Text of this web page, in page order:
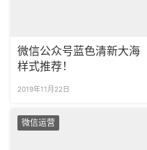
微信公众号蓝色清新大海
样式推荐！
2019年11月22日
微信运营